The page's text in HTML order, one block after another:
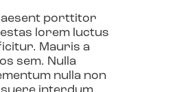
porttitor
lorem luctus
Mauris a
sem. Nulla
nulla non